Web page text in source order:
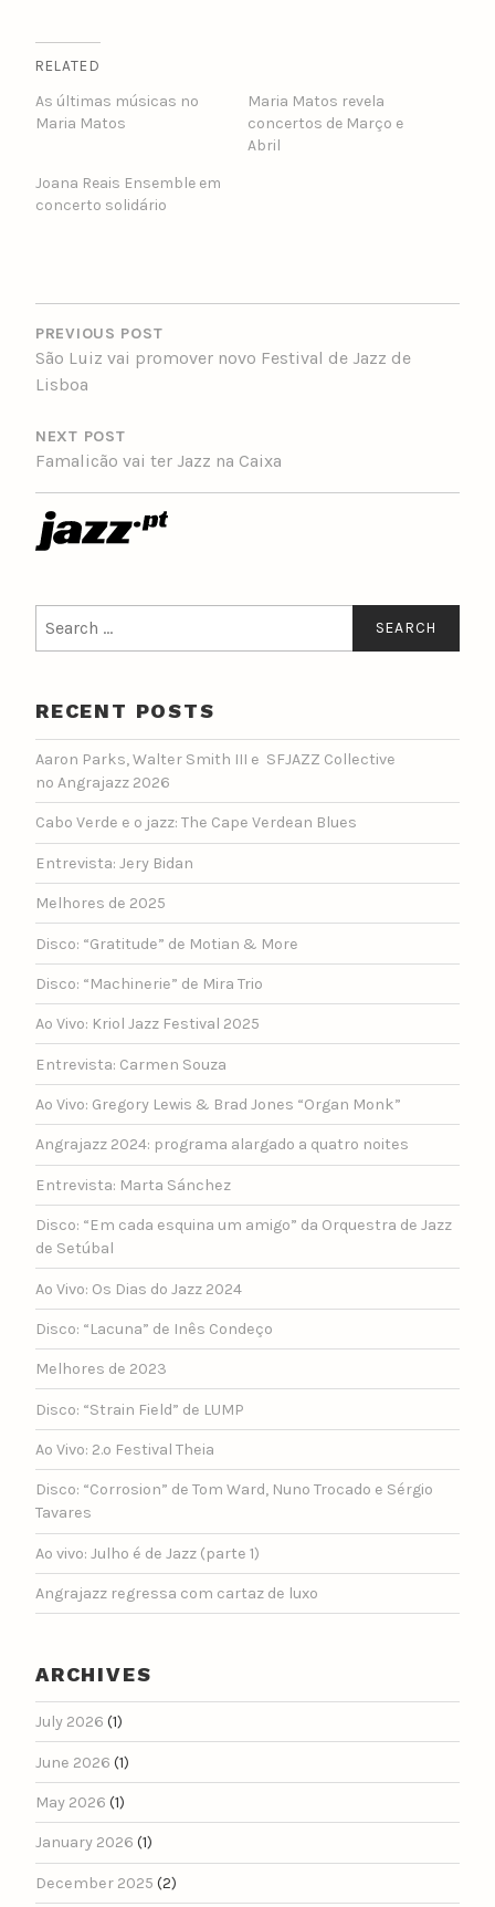
RELATED
As últimas músicas no
Maria Matos
Maria Matos revela
concertos de Março e
Abril
Joana Reais Ensemble em
concerto solidário
POST
NAVIGATION
PREVIOUS POST
São Luiz vai promover novo Festival de Jazz de
Lisboa
NEXT POST
Famalicão vai ter Jazz na Caixa
for:
RECENT POSTS
Aaron Parks, Walter Smith III e SFJAZZ Collective
no Angrajazz 2026
Cabo Verde e o jazz: The Cape Verdean Blues
Entrevista: Jery Bidan
Melhores de 2025
Disco: “Gratitude” de Motian & More
Disco: “Machinerie” de Mira Trio
Ao Vivo: Kriol Jazz Festival 2025
Entrevista: Carmen Souza
Ao Vivo: Gregory Lewis & Brad Jones “Organ Monk”
Angrajazz 2024: programa alargado a quatro noites
Entrevista: Marta Sánchez
Disco: “Em cada esquina um amigo” da Orquestra de Jazz
de Setúbal
Ao Vivo: Os Dias do Jazz 2024
Disco: “Lacuna” de Inês Condeço
Melhores de 2023
Disco: “Strain Field” de LUMP
Ao Vivo: 2.º Festival Theia
Disco: “Corrosion” de Tom Ward, Nuno Trocado e Sérgio
Tavares
Ao vivo: Julho é de Jazz (parte 1)
Angrajazz regressa com cartaz de luxo
ARCHIVES
July 2026 (1)
June 2026 (1)
May 2026 (1)
January 2026 (1)
December 2025 (2)